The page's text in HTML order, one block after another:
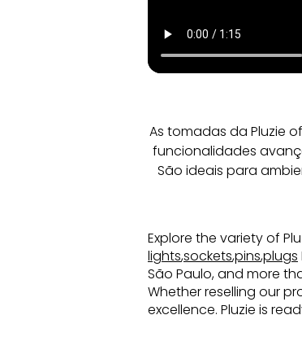
As tomadas da Pluzie
funcionalidades
São ideais para
Explore the variety of
lights,sockets,pins,plugs
São Paulo, and more
Whether reselling our
excellence. Pluzie is